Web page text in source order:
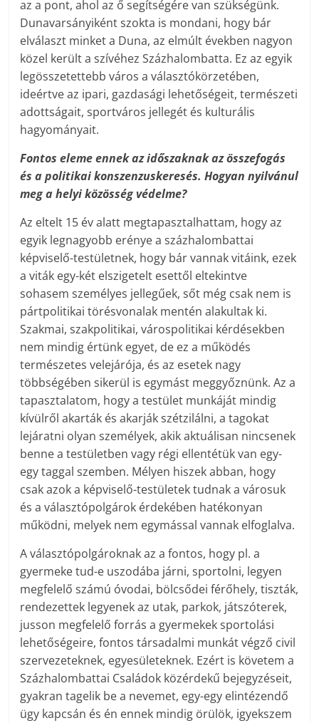
az a pont, ahol az ő segítségére van szükségünk.
Dunavarsányiként szokta is mondani, hogy bár
elválaszt minket a Duna, az elmúlt években nagyon
közel került a szívéhez Százhalombatta. Ez az egyik
legösszetettebb város a választókörzetében,
ideértve az ipari, gazdasági lehetőségeit, természeti
adottságait, sportváros jellegét és kulturális
hagyományait.
Fontos eleme ennek az időszaknak az összefogás
és a politikai konszenzuskeresés. Hogyan nyilvánul
meg a helyi közösség védelme?
Az eltelt 15 év alatt megtapasztalhattam, hogy az
egyik legnagyobb erénye a százhalombattai
képviselő-testületnek, hogy bár vannak vitáink, ezek
a viták egy-két elszigetelt esettől eltekintve
sohasem személyes jellegűek, sőt még csak nem is
pártpolitikai törésvonalak mentén alakultak ki.
Szakmai, szakpolitikai, várospolitikai kérdésekben
nem mindig értünk egyet, de ez a működés
természetes velejárója, és az esetek nagy
többségében sikerül is egymást meggyőznünk. Az a
tapasztalatom, hogy a testület munkáját mindig
kívülről akarták és akarják szétzilálni, a tagokat
lejáratni olyan személyek, akik aktuálisan nincsenek
benne a testületben vagy régi ellentétük van egy-
egy taggal szemben. Mélyen hiszek abban, hogy
csak azok a képviselő-testületek tudnak a városuk
és a választópolgárok érdekében hatékonyan
működni, melyek nem egymással vannak elfoglalva.
A választópolgároknak az a fontos, hogy pl. a
gyermeke tud-e uszodába járni, sportolni, legyen
megfelelő számú óvodai, bölcsődei férőhely, tiszták,
rendezettek legyenek az utak, parkok, játszóterek,
jusson megfelelő forrás a gyermekek sportolási
lehetőségeire, fontos társadalmi munkát végző civil
szervezeteknek, egyesületeknek. Ezért is követem a
Százhalombattai Családok közérdekű bejegyzéseit,
gyakran tagelik be a nevemet, egy-egy elintézendő
ügy kapcsán és én ennek mindig örülök, igyekszem